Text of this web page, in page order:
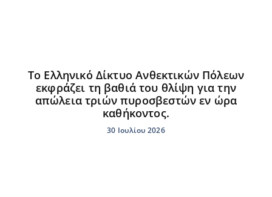
Το Ελληνικό Δίκτυο Ανθεκτικών Πόλεων
εκφράζει τη βαθιά του θλίψη για την
απώλεια τριών πυροσβεστών εν ώρα
καθήκοντος.
30 Ιουλίου 2026